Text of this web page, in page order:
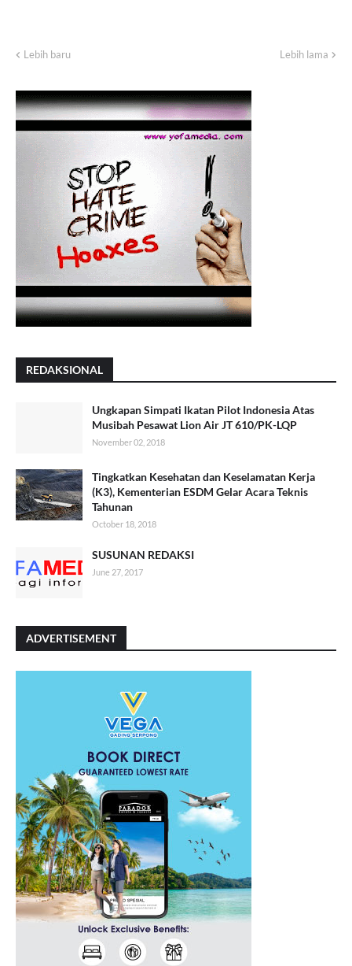
Lebih baru Lebih lama
REDAKSIONAL
Ungkapan Simpati Ikatan Pilot Indonesia Atas
Musibah Pesawat Lion Air JT 610/PK-LQP
November 02, 2018
Tingkatkan Kesehatan dan Keselamatan Kerja
(K3), Kementerian ESDM Gelar Acara Teknis
Tahunan
October 18, 2018
SUSUNAN REDAKSI
June 27, 2017
ADVERTISEMENT